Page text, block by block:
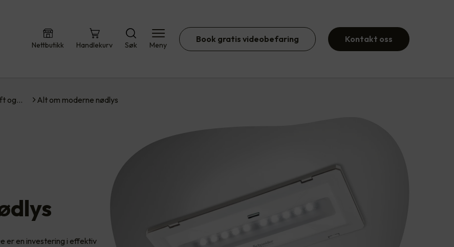
Nettbutikk Handlekurv Søk Meny
Book gratis videobefaring Kontakt oss
og… Alt om moderne nødlys
er en investering i effektiv